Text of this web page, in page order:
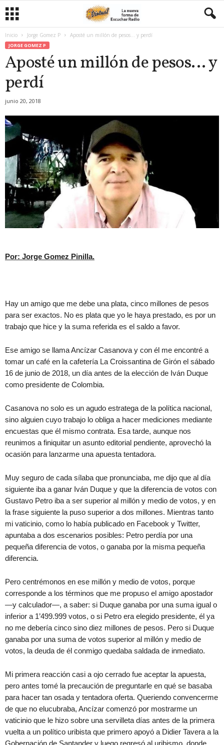
Inicio Jorge Gomez P Aposté un millón de pesos… y perdí
JORGE GOMEZ P
Aposté un millón de pesos… y
perdí
junio 20, 2018
Por: Jorge Gomez Pinilla.
Hay un amigo que me debe una plata, cinco millones de pesos
para ser exactos. No es plata que yo le haya prestado, es por un
trabajo que hice y la suma referida es el saldo a favor.
Ese amigo se llama Ancízar Casanova y con él me encontré a
tomar un café en la cafetería La Croissantina de Girón el sábado
16 de junio de 2018, un día antes de la elección de Iván Duque
como presidente de Colombia.
Casanova no solo es un agudo estratega de la política nacional,
sino alguien cuyo trabajo lo obliga a hacer mediciones mediante
encuestas que él mismo contrata. Esa tarde, aunque nos
reunimos a finiquitar un asunto editorial pendiente, aprovechó la
ocasión para lanzarme una apuesta tentadora.
Muy seguro de cada sílaba que pronunciaba, me dijo que al día
siguiente iba a ganar Iván Duque y que la diferencia de votos con
Gustavo Petro iba a ser superior al millón y medio de votos, y en
la frase siguiente la puso superior a dos millones. Mientras tanto
mi vaticinio, como lo había publicado en Facebook y Twitter,
apuntaba a dos escenarios posibles: Petro perdía por una
pequeña diferencia de votos, o ganaba por la misma pequeña
diferencia.
Pero centrémonos en ese millón y medio de votos, porque
corresponde a los términos que me propuso el amigo apostador
—y calculador—, a saber: si Duque ganaba por una suma igual o
inferior a 1’499.999 votos, o si Petro era elegido presidente, él ya
no me debería cinco sino diez millones de pesos. Pero si Duque
ganaba por una suma de votos superior al millón y medio de
votos, la deuda de él conmigo quedaba saldada de inmediato.
Mi primera reacción casi a ojo cerrado fue aceptar la apuesta,
pero antes tomé la precaución de preguntarle en qué se basaba
para hacer tan osada y tentadora oferta. Queriendo convencerme
de que no elucubraba, Ancízar comenzó por mostrarme un
vaticinio que le hizo sobre una servilleta días antes de la primera
vuelta a un político uribista que primero apoyó a Didier Tavera a la
Gobernación de Santander y luego regresó al uribismo, donde